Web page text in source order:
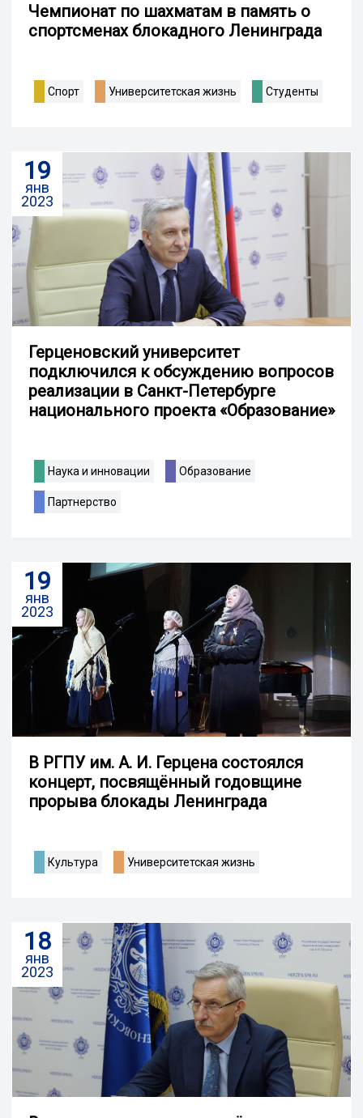
Чемпионат по шахматам в память о
спортсменах блокадного Ленинграда
Спорт Университетская жизнь Студенты
19
янв
2023
Герценовский университет
подключился к обсуждению вопросов
реализации в Санкт-Петербурге
национального проекта «Образование»
Наука и инновации Образование
Партнерство
19
янв
2023
В РГПУ им. А. И. Герцена состоялся
концерт, посвящённый годовщине
прорыва блокады Ленинграда
Культура Университетская жизнь
18
янв
2023